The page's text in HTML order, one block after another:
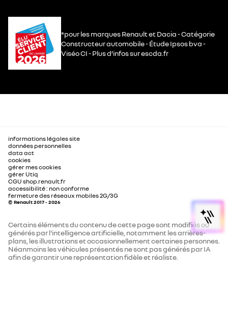
*pour les marques Renault et Dacia - Catégorie
Constructeur automobile - Étude Ipsos bva -
Viséo CI - Plus d’infos sur escda.fr
informations légales site
données personnelles
data act
cookies
gérer mes cookies
gérer Utiq
CGU shop.renault.fr
accessibilité : non conforme
fermeture des réseaux mobiles 2G/3G
© Renault 2017 - 2026
Certains éléments du contenu de cette page sont modifiés ou
générés par l'intelligence artificielle, notamment les arrières-
plans, les illustrations et occasionnellement certaines personnes.
Néanmoins les véhicules présentés ne sont pas générés par IA
afin de garantir une représentation fidèle et réaliste.